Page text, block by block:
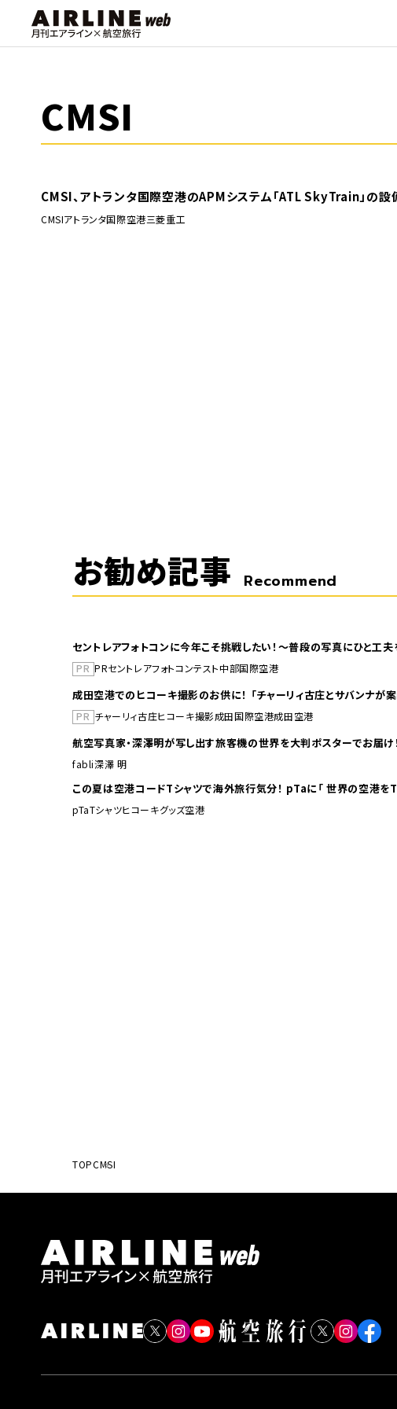
CMSI
CMSI、アトランタ国際空港のAPMシステム「ATL SkyTrain」の
CMSIアトランタ国際空港三菱重工
お勧め記事 Recommend
セントレアフォトコンに今年こそ挑戦したい！～普段の写真にひと工夫
PR PRセントレアフォトコンテスト中部国際空港
成田空港でのヒコーキ撮影のお供に！ 「チャーリィ古庄とサバンナが
PR チャーリィ古庄ヒコーキ撮影成田国際空港成田空港
航空写真家・深澤明が写し出す旅客機の世界を大判ポスターでお届け！
fabli深澤 明
この夏は空港コードTシャツで海外旅行
pTaTシャツヒコーキグッズ空港
TOPCMSI